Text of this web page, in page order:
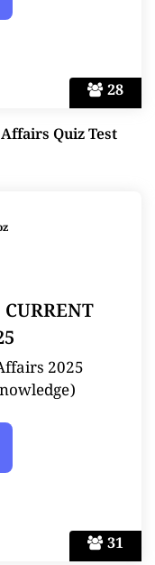
28
Quiz Test
31
2025